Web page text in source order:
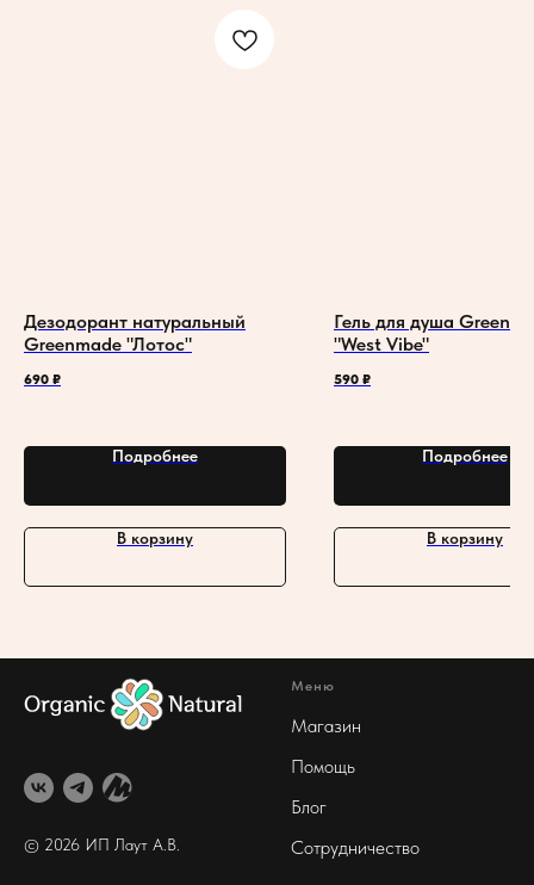
Дезодорант натуральный
Greenmade "Лотос"
690 ₽
Подробнее
В корзину
Гель для душа
"West Vibe"
590 ₽
Подробнее
В корзину
© 2026 ИП Лаут А.В.
Меню
Магазин
Помощь
Блог
Сотрудничество